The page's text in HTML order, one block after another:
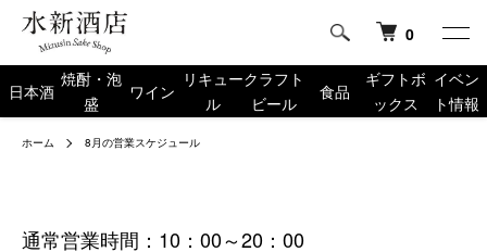
0
日本酒
焼酎・泡
盛
ワイン
リキュー
ル
クラフト
ビール
食品
ギフトボ
ックス
イベン
ト情報
ホーム 8月の営業スケジュール
通常営業時間：10：00～20：00